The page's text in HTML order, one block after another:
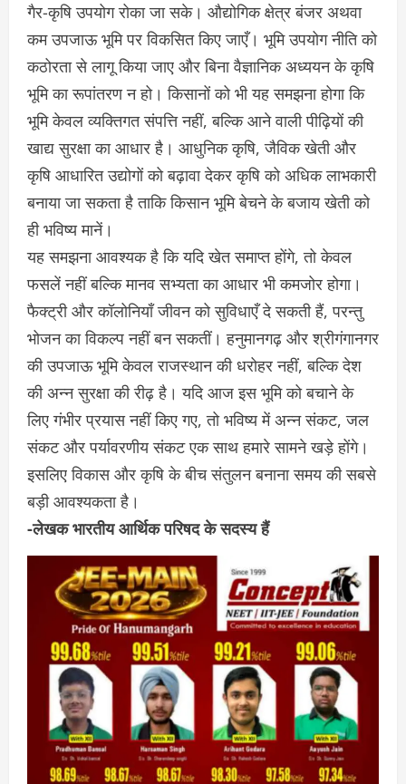
गैर-कृषि उपयोग रोका जा सके। औद्योगिक क्षेत्र बंजर अथवा
कम उपजाऊ भूमि पर विकसित किए जाएँ। भूमि उपयोग नीति को
कठोरता से लागू किया जाए और बिना वैज्ञानिक अध्ययन के कृषि
भूमि का रूपांतरण न हो। किसानों को भी यह समझना होगा कि
भूमि केवल व्यक्तिगत संपत्ति नहीं, बल्कि आने वाली पीढ़ियों की
खाद्य सुरक्षा का आधार है। आधुनिक कृषि, जैविक खेती और
कृषि आधारित उद्योगों को बढ़ावा देकर कृषि को अधिक लाभकारी
बनाया जा सकता है ताकि किसान भूमि बेचने के बजाय खेती को
ही भविष्य मानें।
यह समझना आवश्यक है कि यदि खेत समाप्त होंगे, तो केवल
फसलें नहीं बल्कि मानव सभ्यता का आधार भी कमजोर होगा।
फैक्ट्री और कॉलोनियाँ जीवन को सुविधाएँ दे सकती हैं, परन्तु
भोजन का विकल्प नहीं बन सकतीं। हनुमानगढ़ और श्रीगंगानगर
की उपजाऊ भूमि केवल राजस्थान की धरोहर नहीं, बल्कि देश
की अन्न सुरक्षा की रीढ़ है। यदि आज इस भूमि को बचाने के
लिए गंभीर प्रयास नहीं किए गए, तो भविष्य में अन्न संकट, जल
संकट और पर्यावरणीय संकट एक साथ हमारे सामने खड़े होंगे।
इसलिए विकास और कृषि के बीच संतुलन बनाना समय की सबसे
बड़ी आवश्यकता है।
-लेखक भारतीय आर्थिक परिषद के सदस्य हैं